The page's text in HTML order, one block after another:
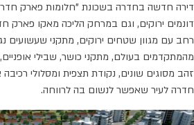
דונמים ירוקים, וגם במרחק הליכה מאקו פארק
רחב עם מגוון שטחים ירוקים, מתקני שעשועים
מהמתקדמים בעולם, מתקני כושר, שבילי
זהב מסוגים שונים, נקודת תצפית ומסלולי
חדרה לעיר שאפשר לנשום בה לרווחה.